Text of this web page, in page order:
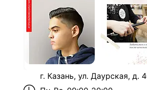
г. Казань, ул. Даурская, д.